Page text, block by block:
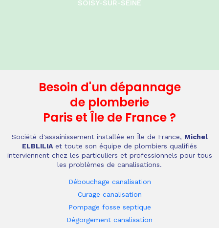
SOISY-SUR-SEINE
Besoin d'un dépannage
de plomberie
Paris et Île de France ?
Société d'assainissement installée en Île de France, Michel
ELBLILIA et toute son équipe de plombiers qualifiés
interviennent chez les particuliers et professionnels pour tous
les problèmes de canalisations.
Débouchage canalisation
Curage canalisation
Pompage fosse septique
Dégorgement canalisation